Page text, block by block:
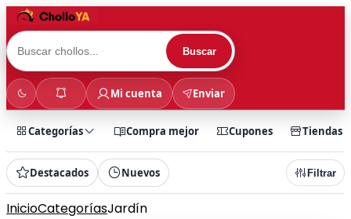
Buscar
Mi cuenta Enviar
Categorías Compra mejor Cupones Tiendas
Destacados Nuevos Filtrar
InicioCategoríasJardín